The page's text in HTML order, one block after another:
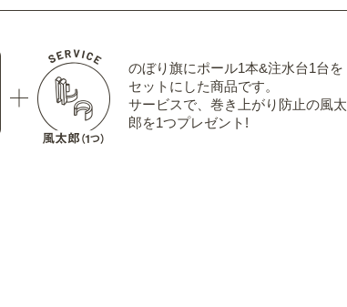
のぼり旗にポール1本&注水台1台を
セットにした商品です。
サービスで、巻き上がり防止の風太
郎を1つプレゼント!